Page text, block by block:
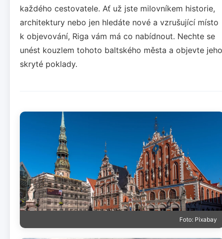
každého cestovatele. Ať už jste milovníkem historie,
architektury nebo jen hledáte nové a vzrušující místo
k objevování, Riga vám má co nabídnout. Nechte se
unést kouzlem tohoto baltského města a objevte jeho
skryté poklady.
Foto: Pixabay